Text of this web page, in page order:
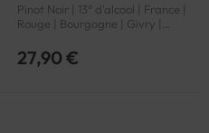
Pinot Noir | 13° d'alcool | France |
Rouge | Bourgogne | Givry |
27,90 €